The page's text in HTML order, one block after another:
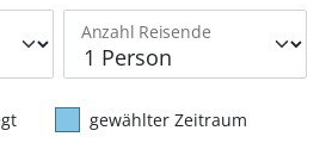
Anzahl Reisende
gewählter Zeitraum